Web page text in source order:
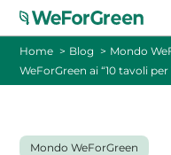
TARIFFE
Home Blog
Mondo
WeForGreen ai “10 tavoli
Mondo WeForGreen